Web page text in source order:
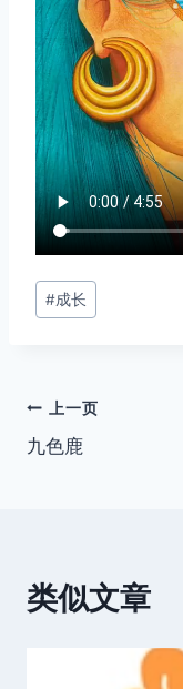
文
章
#成长
文
章
上一页
九色鹿
类似文章